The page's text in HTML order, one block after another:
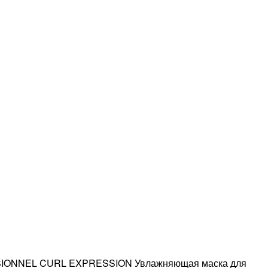
CURL EXPRESSION Увлажняющая маска для